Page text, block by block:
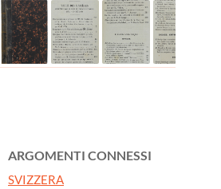
ARGOMENTI CONNESSI
SVIZZERA